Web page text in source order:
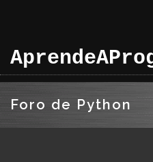
Foro de Python